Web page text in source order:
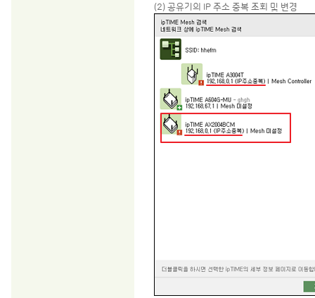
(2) 공유기의 IP 주소 중복 조회 및 변경